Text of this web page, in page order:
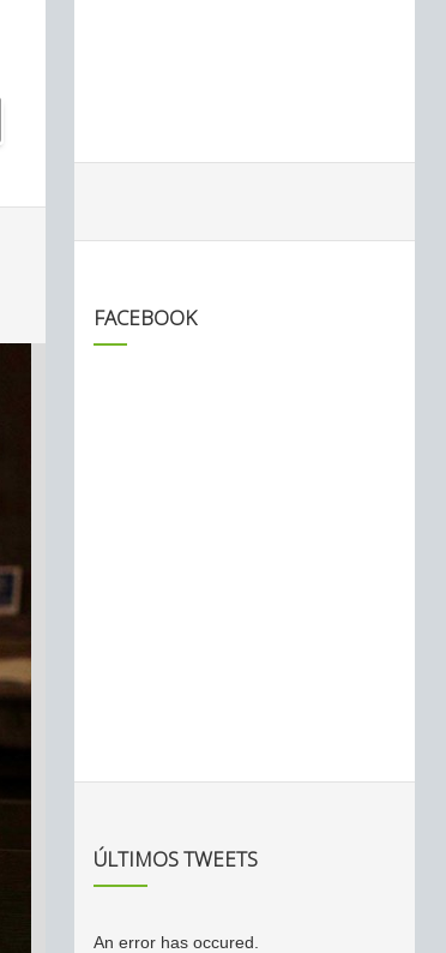
FACEBOOK
ÚLTIMOS TWEETS
An error has occured.